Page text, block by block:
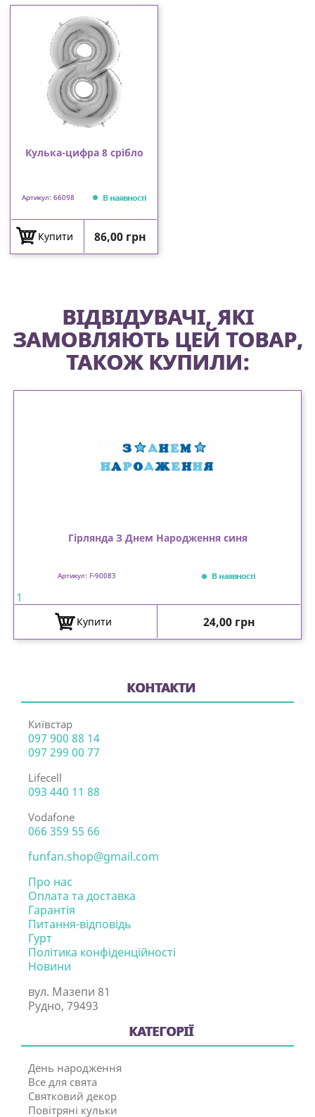
Кулька-цифра 8 срібло
Артикул: 66098 В наявності
Купити Ціна
86,00 грн
ВІДВІДУВАЧІ, ЯКІ
ЗАМОВЛЯЮТЬ ЦЕЙ ТОВАР,
ТАКОЖ КУПИЛИ:
Гірлянда З Днем Народження синя
Артикул: F-90083 В наявності
1
Купити Ціна
24,00 грн
КОНТАКТИ
Київстар
097 900 88 14
097 299 00 77
Lifecell
093 440 11 88
Vodafone
066 359 55 66
funfan.shop@gmail.com
Про нас
Оплата та доставка
Гарантія
Питання-відповідь
Гурт
Політика конфіденційності
Новини
вул. Мазепи 81
Рудно, 79493
КАТЕГОРІЇ
День народження
Все для свята
Святковий декор
Повітряні кульки